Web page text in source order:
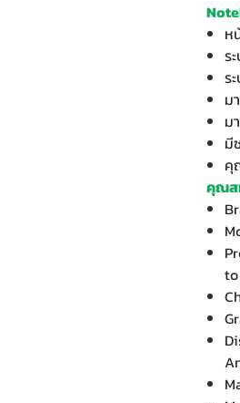
ห
ร
ร
ม
ม
มี
คุ
คุณส